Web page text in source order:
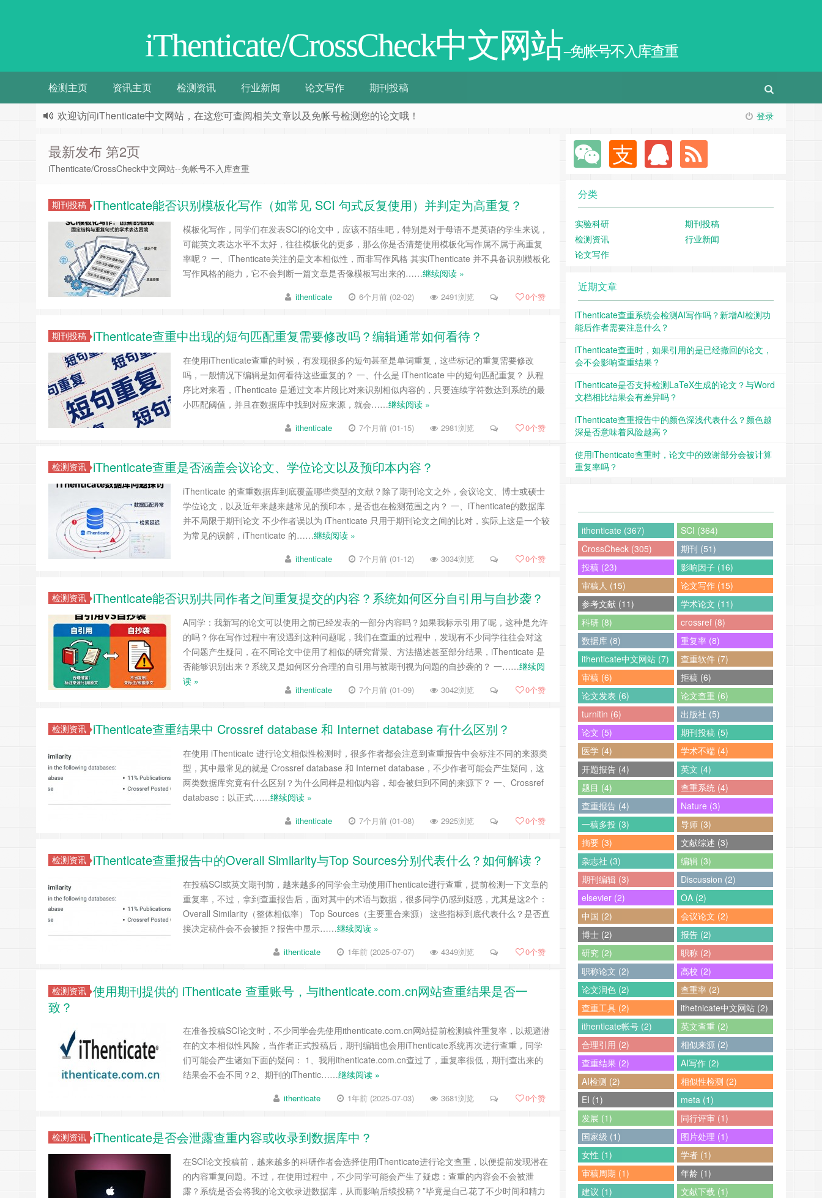
iThenticate/CrossCheck中文网站–免帐号不入库查重
检测主页 资讯主页 检测资讯 行业新闻 论文写作 期刊投稿
登录
欢迎访问iThenticate中文网站，在这您可查阅相关文章以及免帐号检测您的论文哦！
最新发布 第2页
iThenticate/CrossCheck中文网站--免帐号不入库查重
期刊投稿 iThenticate能否识别模板化写作（如常见 SCI 句式反复使用）并判定为高重复？
模板化写作，同学们在发表SCI的论文中，应该不陌生吧，特别是对于母语不是英语的学生来说，
可能英文表达水平不太好，往往模板化的更多，那么你是否清楚使用模板化写作属不属于高重复
率呢？ 一、iThenticate关注的是文本相似性，而非写作风格 其实iThenticate 并不具备识别模板化
写作风格的能力，它不会判断一篇文章是否像模板写出来的……继续阅读 »
ithenticate 6个月前 (02-02) 2491浏览 0个赞
期刊投稿 iThenticate查重中出现的短句匹配重复需要修改吗？编辑通常如何看待？
在使用iThenticate查重的时候，有发现很多的短句甚至是单词重复，这些标记的重复需要修改
吗，一般情况下编辑是如何看待这些重复的？ 一、什么是 iThenticate 中的短句匹配重复？ 从程
序比对来看，iThenticate 是通过文本片段比对来识别相似内容的，只要连续字符数达到系统的最
小匹配阈值，并且在数据库中找到对应来源，就会……继续阅读 »
ithenticate 7个月前 (01-15) 2981浏览 0个赞
检测资讯 iThenticate查重是否涵盖会议论文、学位论文以及预印本内容？
iThenticate 的查重数据库到底覆盖哪些类型的文献？除了期刊论文之外，会议论文、博士或硕士
学位论文，以及近年来越来越常见的预印本，是否也在检测范围之内？ 一、iThenticate的数据库
并不局限于期刊论文 不少作者误以为 iThenticate 只用于期刊论文之间的比对，实际上这是一个较
为常见的误解，iThenticate 的……继续阅读 »
ithenticate 7个月前 (01-12) 3034浏览 0个赞
检测资讯 iThenticate能否识别共同作者之间重复提交的内容？系统如何区分自引用与自抄袭？
A同学：我新写的论文可以使用之前已经发表的一部分内容吗？如果我标示引用了呢，这种是允许
的吗？你在写作过程中有没遇到这种问题呢，我们在查重的过程中，发现有不少同学往往会对这
个问题产生疑问，在不同论文中使用了相似的研究背景、方法描述甚至部分结果，iThenticate 是
否能够识别出来？系统又是如何区分合理的自引用与被期刊视为问题的自抄袭的？ 一……继续阅
读 »
ithenticate 7个月前 (01-09) 3042浏览 0个赞
检测资讯 iThenticate查重结果中 Crossref database 和 Internet database 有什么区别？
在使用 iThenticate 进行论文相似性检测时，很多作者都会注意到查重报告中会标注不同的来源类
型，其中最常见的就是 Crossref database 和 Internet database，不少作者可能会产生疑问，这
两类数据库究竟有什么区别？为什么同样是相似内容，却会被归到不同的来源下？ 一、Crossref
database：以正式……继续阅读 »
ithenticate 7个月前 (01-08) 2925浏览 0个赞
检测资讯 iThenticate查重报告中的Overall Similarity与Top Sources分别代表什么？如何解读？
在投稿SCI或英文期刊前，越来越多的同学会主动使用iThenticate进行查重，提前检测一下文章的
重复率，不过，拿到查重报告后，面对其中的术语与数据，很多同学仍感到疑惑，尤其是这2个：
Overall Similarity（整体相似率） Top Sources（主要重合来源） 这些指标到底代表什么？是否直
接决定稿件会不会被拒？报告中显示……继续阅读 »
ithenticate 1年前 (2025-07-07) 4349浏览 0个赞
检测资讯 使用期刊提供的 iThenticate 查重账号，与ithenticate.com.cn网站查重结果是否一
致？
在准备投稿SCI论文时，不少同学会先使用ithenticate.com.cn网站提前检测稿件重复率，以规避潜
在的文本相似性风险，当作者正式投稿后，期刊编辑也会用iThenticate系统再次进行查重，同学
们可能会产生诸如下面的疑问： 1、我用ithenticate.com.cn查过了，重复率很低，期刊查出来的
结果会不会不同？2、期刊的iThentic……继续阅读 »
ithenticate 1年前 (2025-07-03) 3681浏览 0个赞
检测资讯 iThenticate是否会泄露查重内容或收录到数据库中？
在SCI论文投稿前，越来越多的科研作者会选择使用iThenticate进行论文查重，以便提前发现潜在
的内容重复问题。不过，在使用过程中，不少同学可能会产生了疑虑：查重的内容会不会被泄
露？系统是否会将我的论文收录进数据库，从而影响后续投稿？”毕竟是自己花了不少时间和精力
分类
实验科研
期刊投稿
检测资讯
行业新闻
论文写作
近期文章
iThenticate查重系统会检测AI写作吗？新增AI检测功
能后作者需要注意什么？
iThenticate查重时，如果引用的是已经撤回的论文，
会不会影响查重结果？
iThenticate是否支持检测LaTeX生成的论文？与Word
文档相比结果会有差异吗？
iThenticate查重报告中的颜色深浅代表什么？颜色越
深是否意味着风险越高？
使用iThenticate查重时，论文中的致谢部分会被计算
重复率吗？
ithenticate (367)
SCI (364)
CrossCheck (305)
期刊 (51)
投稿 (23)
影响因子 (16)
审稿人 (15)
论文写作 (15)
参考文献 (11)
学术论文 (11)
科研 (8)
crossref (8)
数据库 (8)
重复率 (8)
ithenticate中文网站 (7)
查重软件 (7)
审稿 (6)
拒稿 (6)
论文发表 (6)
论文查重 (6)
turnitin (6)
出版社 (5)
论文 (5)
期刊投稿 (5)
医学 (4)
学术不端 (4)
开题报告 (4)
英文 (4)
题目 (4)
查重系统 (4)
查重报告 (4)
Nature (3)
一稿多投 (3)
导师 (3)
摘要 (3)
文献综述 (3)
杂志社 (3)
编辑 (3)
期刊编辑 (3)
Discussion (2)
elsevier (2)
OA (2)
中国 (2)
会议论文 (2)
博士 (2)
报告 (2)
研究 (2)
职称 (2)
职称论文 (2)
高校 (2)
论文润色 (2)
查重率 (2)
查重工具 (2)
ithetnicate中文网站 (2)
ithenticate帐号 (2)
英文查重 (2)
合理引用 (2)
相似来源 (2)
查重结果 (2)
AI写作 (2)
AI检测 (2)
相似性检测 (2)
EI (1)
meta (1)
发展 (1)
同行评审 (1)
国家级 (1)
图片处理 (1)
女性 (1)
学者 (1)
审稿周期 (1)
年龄 (1)
建议 (1)
文献下载 (1)